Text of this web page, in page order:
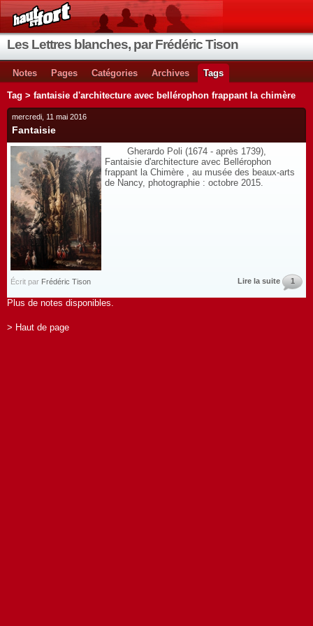
Les Lettres blanches, par Frédéric Tison
Notes Pages Catégories Archives Tags
Tag > fantaisie d'architecture avec bellérophon frappant la chimère
mercredi, 11 mai 2016
Fantaisie
Gherardo Poli (1674 - après 1739),
Fantaisie d'architecture avec Bellérophon
frappant la Chimère , au musée des beaux-arts
de Nancy, photographie : octobre 2015.
Écrit par Frédéric Tison Lire la suite 1
Plus de notes disponibles.
> Haut de page